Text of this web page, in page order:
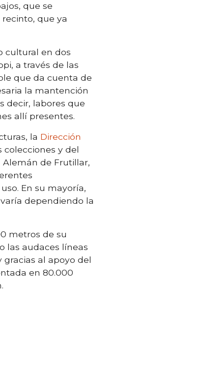
que se
que ya
cultural en dos
a través de las
que da cuenta de
la mantención
decir, labores que
allí presentes.
la Dirección
y del
Alemán de Frutillar,
En su mayoría,
dependiendo la
metros de su
las audaces líneas
al apoyo del
en 80.000